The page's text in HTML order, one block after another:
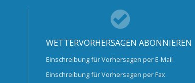
WETTERVORHERSAGEN ABONNIEREN
Einschreibung für Vorhersagen per E-Mail
Einschreibung für Vorhersagen per Fax